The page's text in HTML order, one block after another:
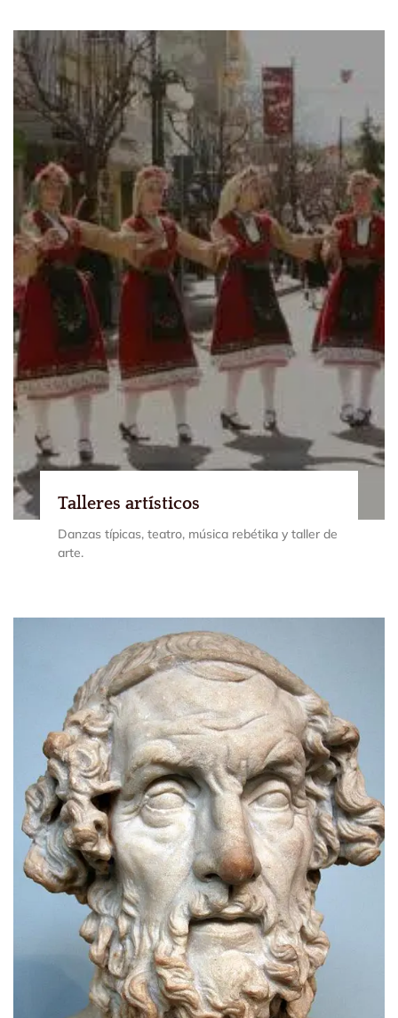
Talleres artísticos
Danzas típicas, teatro, música rebétika y taller de
arte.